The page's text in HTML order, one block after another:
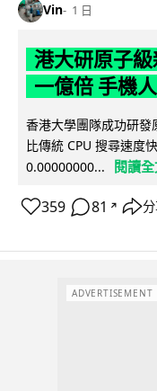
Vin 1 日
港大研原子
一億倍 手機
香港大學團隊成功研發
比傳統 CPU 搜尋速度
0.00000000...
閱讀
359 81 ↗
ADVERTISEMENT